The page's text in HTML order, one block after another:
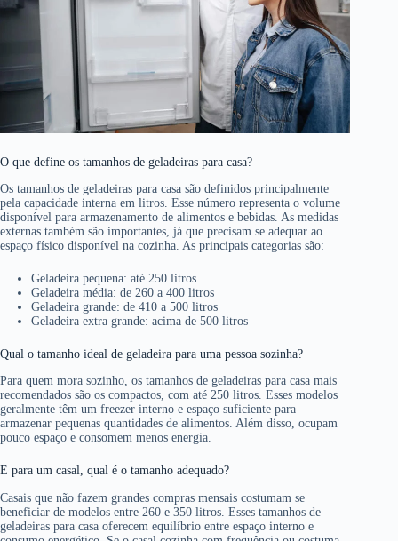
O que define os tamanhos de geladeiras para casa?
Os tamanhos de geladeiras para casa são definidos principalmente
pela capacidade interna em litros. Esse número representa o volume
disponível para armazenamento de alimentos e bebidas. As medidas
externas também são importantes, já que precisam se adequar ao
espaço físico disponível na cozinha. As principais categorias são:
Geladeira pequena: até 250 litros
Geladeira média: de 260 a 400 litros
Geladeira grande: de 410 a 500 litros
Geladeira extra grande: acima de 500 litros
Qual o tamanho ideal de geladeira para uma pessoa sozinha?
Para quem mora sozinho, os tamanhos de geladeiras para casa mais
recomendados são os compactos, com até 250 litros. Esses modelos
geralmente têm um freezer interno e espaço suficiente para
armazenar pequenas quantidades de alimentos. Além disso, ocupam
pouco espaço e consomem menos energia.
E para um casal, qual é o tamanho adequado?
Casais que não fazem grandes compras mensais costumam se
beneficiar de modelos entre 260 e 350 litros. Esses tamanhos de
geladeiras para casa oferecem equilíbrio entre espaço interno e